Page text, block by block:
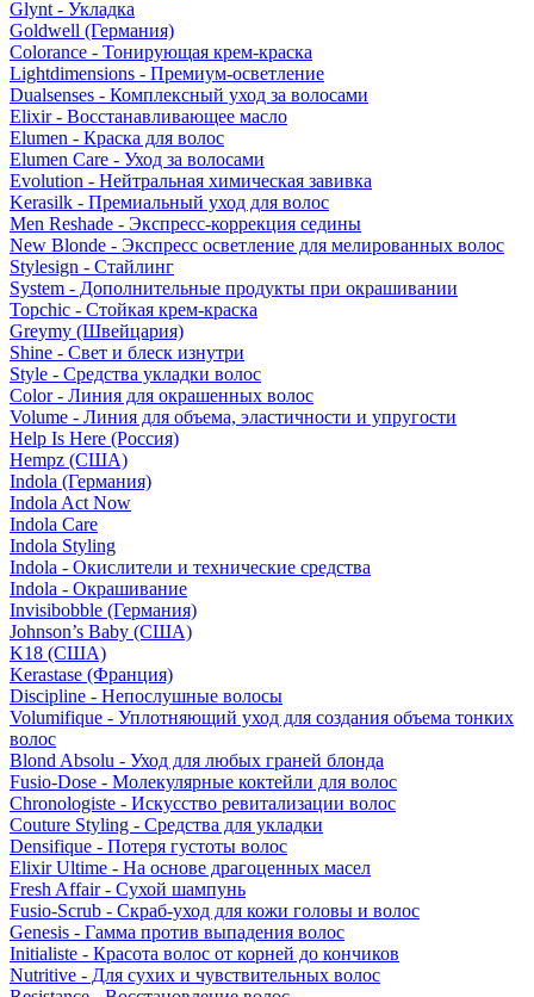
Glynt - Укладка
Goldwell (Германия)
Colorance - Тонирующая крем-краска
Lightdimensions - Премиум-осветление
Dualsenses - Комплексный уход за волосами
Elixir - Восстанавливающее масло
Elumen - Краска для волос
Elumen Care - Уход за волосами
Evolution - Нейтральная химическая завивка
Kerasilk - Премиальный уход для волос
Men Reshade - Экспресс-коррекция седины
New Blonde - Экспресс осветление для мелированных волос
Stylesign - Стайлинг
System - Дополнительные продукты при окрашивании
Topchic - Стойкая крем-краска
Greymy (Швейцария)
Shine - Свет и блеск изнутри
Style - Средства укладки волос
Color - Линия для окрашенных волос
Volume - Линия для объема, эластичности и упругости
Help Is Here (Россия)
Hempz (США)
Indola (Германия)
Indola Act Now
Indola Care
Indola Styling
Indola - Окислители и технические средства
Indola - Окрашивание
Invisibobble (Германия)
Johnson’s Baby (США)
K18 (США)
Kerastase (Франция)
Discipline - Непослушные волосы
Volumifique - Уплотняющий уход для создания объема тонких
волос
Blond Absolu - Уход для любых граней блонда
Fusio-Dose - Молекулярные коктейли для волос
Chronologiste - Искусство ревитализации волос
Couture Styling - Средства для укладки
Densifique - Потеря густоты волос
Elixir Ultime - На основе драгоценных масел
Fresh Affair - Сухой шампунь
Fusio-Scrub - Скраб-уход для кожи головы и волос
Genesis - Гамма против выпадения волос
Initialiste - Красота волос от корней до кончиков
Nutritive - Для сухих и чувствительных волос